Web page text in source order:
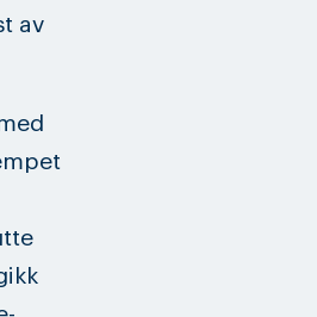
av